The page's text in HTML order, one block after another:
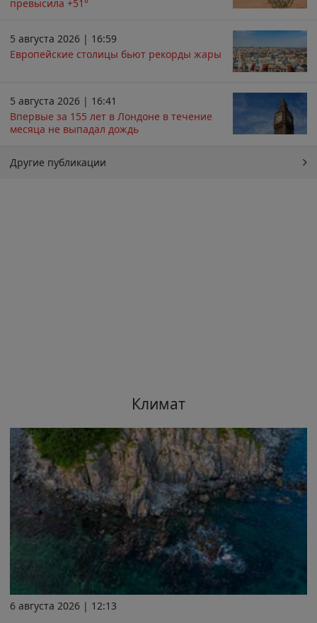
превысила +51°
5 августа 2026 | 16:59
Европейские столицы бьют рекорды жары
5 августа 2026 | 16:41
Впервые за 155 лет в Лондоне в течение
месяца не выпадал дождь
Другие публикации
Климат
6 августа 2026 | 12:13